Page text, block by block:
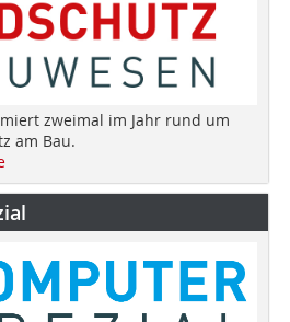
zweimal im Jahr rund um
am Bau.